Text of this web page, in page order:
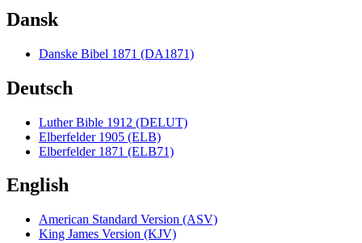
Dansk
Danske Bibel 1871 (DA1871)
Deutsch
Luther Bible 1912 (DELUT)
Elberfelder 1905 (ELB)
Elberfelder 1871 (ELB71)
English
American Standard Version (ASV)
King James Version (KJV)